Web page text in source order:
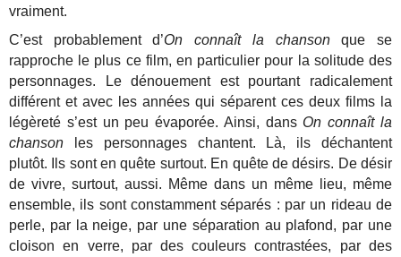
vraiment.
C’est probablement d’On connaît la chansonque se
rapproche le plus ce film, en particulier pour la solitude des
personnages. Le dénouement est pourtant radicalement
différent et avec les années qui séparent ces deux films la
légèreté s’est un peu évaporée. Ainsi, dans On connaît la
chanson les personnages chantent. Là, ils déchantent
plutôt. Ils sont en quête surtout. En quête de désirs. De désir
de vivre, surtout, aussi. Même dans un même lieu, même
ensemble, ils sont constamment séparés : par un rideau de
perle, par la neige, par une séparation au plafond, par une
cloison en verre, par des couleurs contrastées, par des